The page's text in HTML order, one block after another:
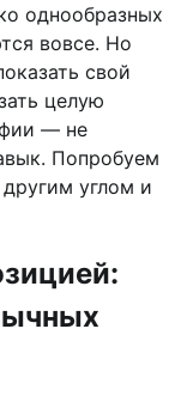
однообразных
вовсе. Но
свой
целую
— не
Попробуем
углом и